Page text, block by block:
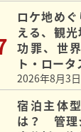
ロケ地め
える、観
功罪、世
ト・ロー
2026年8月3日
宿泊主体
は？ 管理